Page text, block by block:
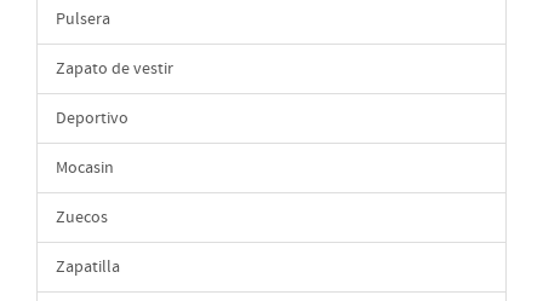
Pulsera
Zapato de vestir
Deportivo
Mocasin
Zuecos
Zapatilla